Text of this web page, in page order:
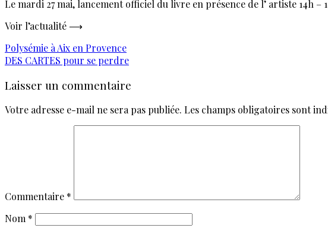
Le mardi 27 mai, lancement officiel du livre en présence de l’ artiste 14h –
Voir l’actualité ⟶
Navigation
de
l’article
Polysémie à Aix en Provence
DES CARTES pour se perdre
Laisser un commentaire
Votre adresse e-mail ne sera pas publiée. Les champs obligatoires sont
Commentaire *
Nom *